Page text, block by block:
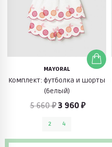
MAYORAL
Комплект: футболка и шорты
(белый)
5 660 ₽3 960 ₽
2 4